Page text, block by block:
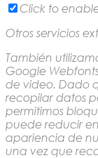
Click to
Otros servicios
También
Google
de video. Dado
recopilar datos
permitimos
puede reducir
apariencia de
una vez que